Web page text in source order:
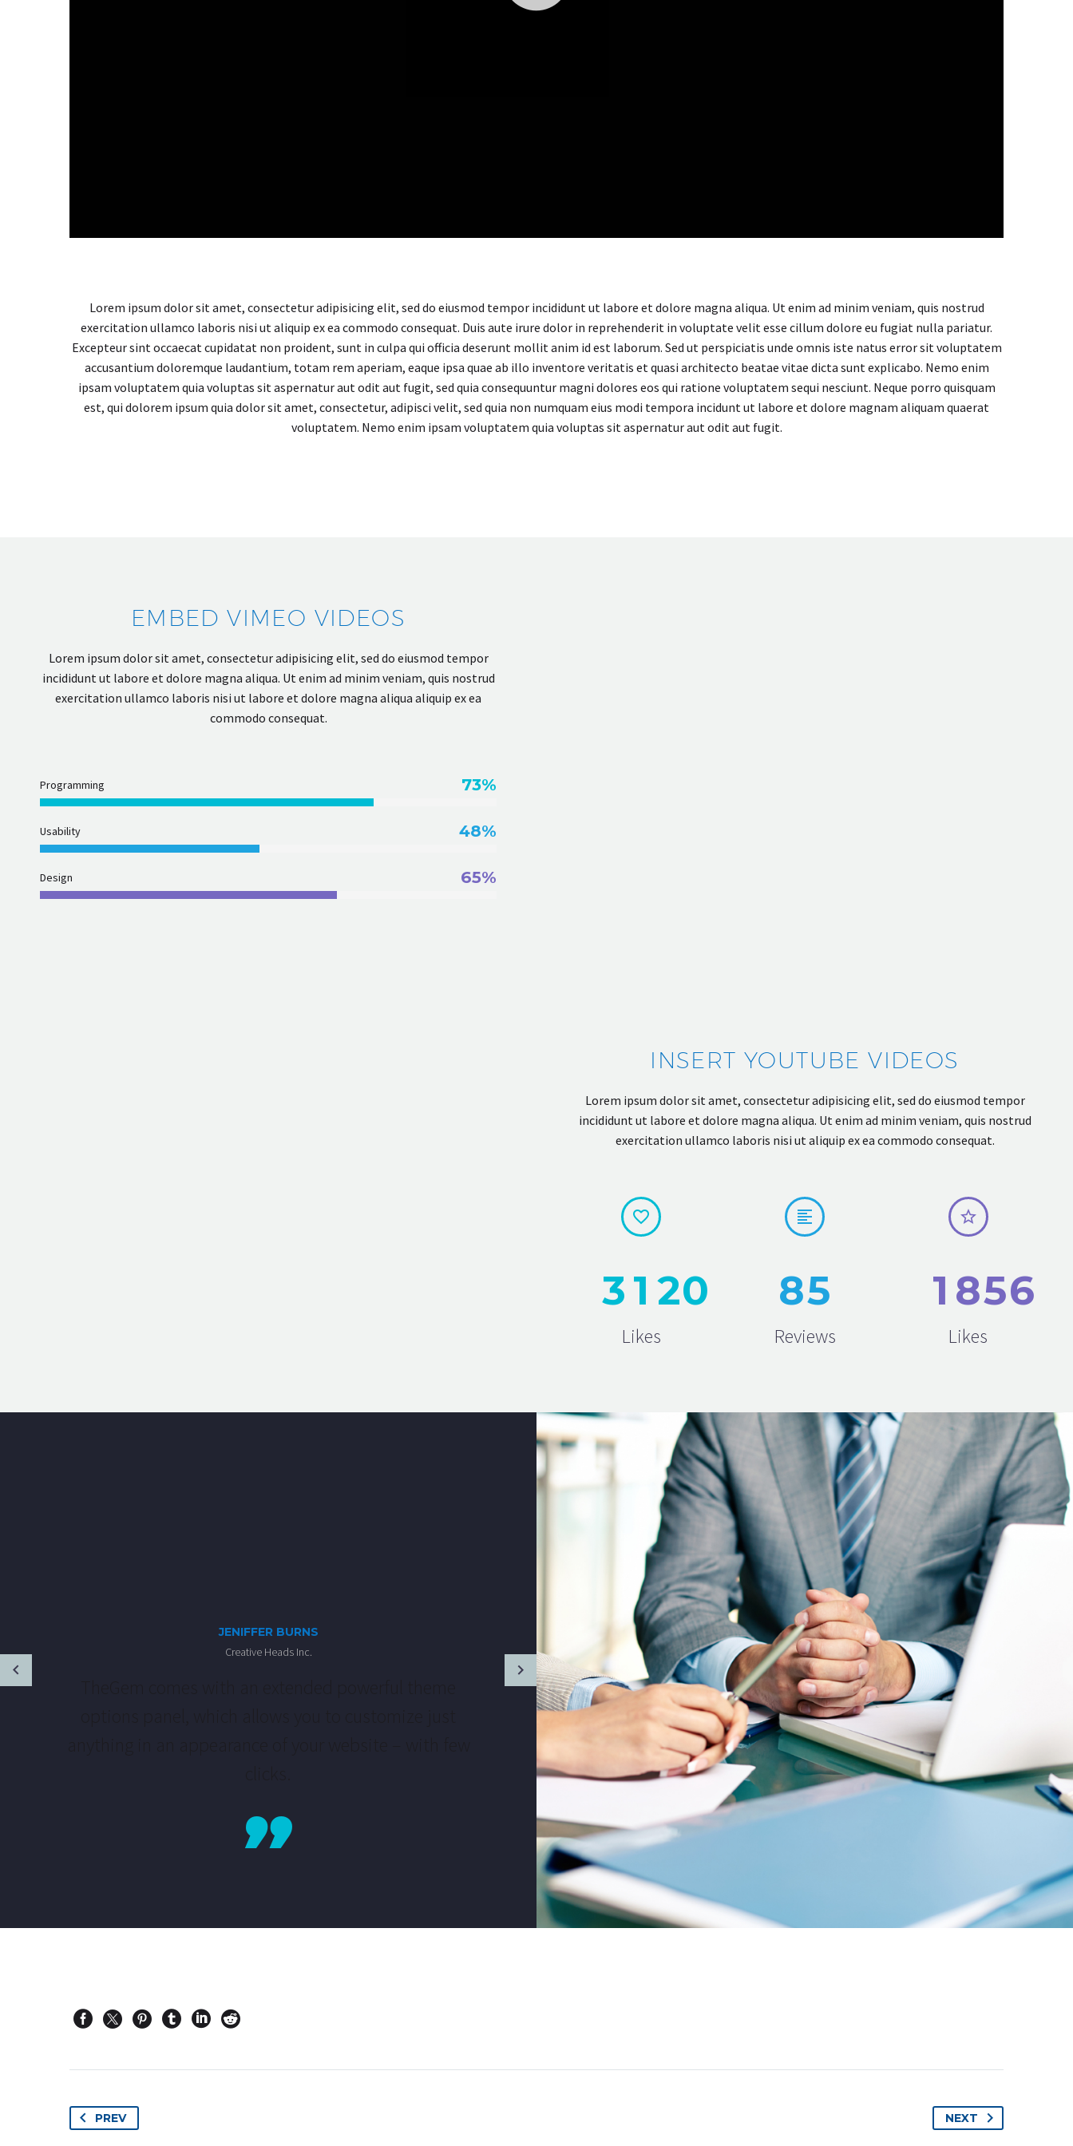
Lorem ipsum dolor sit amet, consectetur adipisicing elit, sed do eiusmod tempor incididunt ut labore et dolore magna aliqua. Ut enim ad minim veniam, quis nostrud
exercitation ullamco laboris nisi ut aliquip ex ea commodo consequat. Duis aute irure dolor in reprehenderit in voluptate velit esse cillum dolore eu fugiat nulla pariatur.
Excepteur sint occaecat cupidatat non proident, sunt in culpa qui officia deserunt mollit anim id est laborum. Sed ut perspiciatis unde omnis iste natus error sit voluptatem
accusantium doloremque laudantium, totam rem aperiam, eaque ipsa quae ab illo inventore veritatis et quasi architecto beatae vitae dicta sunt explicabo. Nemo enim
ipsam voluptatem quia voluptas sit aspernatur aut odit aut fugit, sed quia consequuntur magni dolores eos qui ratione voluptatem sequi nesciunt. Neque porro quisquam
est, qui dolorem ipsum quia dolor sit amet, consectetur, adipisci velit, sed quia non numquam eius modi tempora incidunt ut labore et dolore magnam aliquam quaerat
voluptatem. Nemo enim ipsam voluptatem quia voluptas sit aspernatur aut odit aut fugit.
EMBED VIMEO VIDEOS
Lorem ipsum dolor sit amet, consectetur adipisicing elit, sed do eiusmod tempor
incididunt ut labore et dolore magna aliqua. Ut enim ad minim veniam, quis nostrud
exercitation ullamco laboris nisi ut labore et dolore magna aliqua aliquip ex ea
commodo consequat.
Programming 73%
Usability 48%
Design 65%
INSERT YOUTUBE VIDEOS
Lorem ipsum dolor sit amet, consectetur adipisicing elit, sed do eiusmod tempor
incididunt ut labore et dolore magna aliqua. Ut enim ad minim veniam, quis nostrud
exercitation ullamco laboris nisi ut aliquip ex ea commodo consequat.


31 20
Likes


85
Reviews


1 856
Likes
JENIFFER BURNS
Creative Heads Inc.

MARCUS FIELDS
Marketing Manager
This powerful theme was optimised to get the best
performance results. Tested with pagespeed insights
&amp; co., it delivers even better results with super
cache &amp; minification.
PREV NEXT